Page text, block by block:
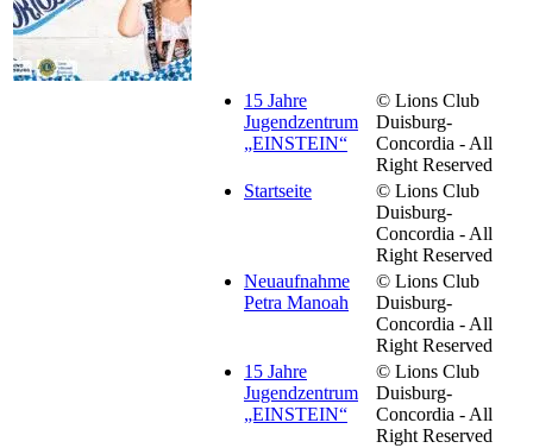
15 Jahre
Jugendzentrum
„EINSTEIN“
© Lions Club
Duisburg-
Concordia - All
Right Reserved
Startseite
© Lions Club
Duisburg-
Concordia - All
Right Reserved
Neuaufnahme
Petra Manoah
© Lions Club
Duisburg-
Concordia - All
Right Reserved
15 Jahre
Jugendzentrum
„EINSTEIN“
© Lions Club
Duisburg-
Concordia - All
Right Reserved